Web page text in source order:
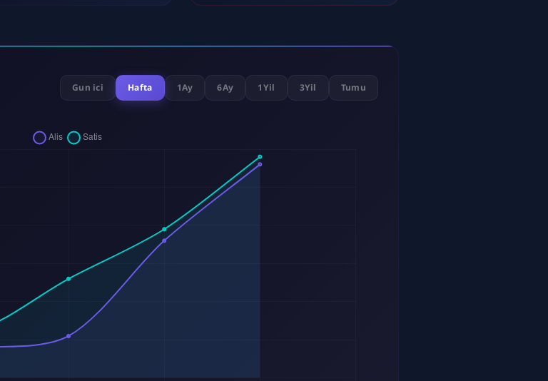
Gun ici Hafta 1Ay 6Ay 1Yil 3Yil Tumu